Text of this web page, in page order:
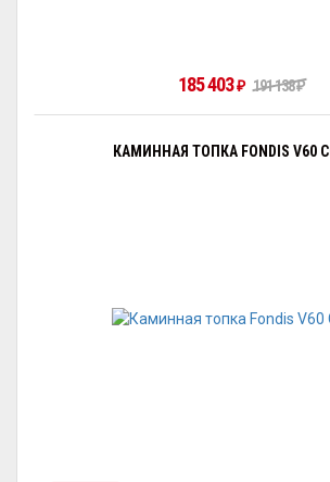
185 403 ₽ 191 138₽
КАМИННАЯ ТОПКА FONDIS V60